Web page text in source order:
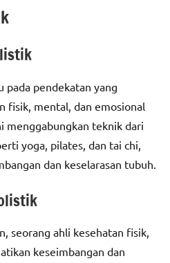
pada pendekatan yang
fisik, mental, dan emosional
menggabungkan teknik dari
yoga, pilates, dan tai chi,
dan keselarasan tubuh.
seorang ahli kesehatan fisik,
keseimbangan dan